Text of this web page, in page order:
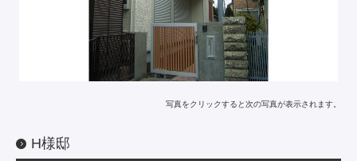
写真をクリックすると次の写真が表示されます。
H様邸